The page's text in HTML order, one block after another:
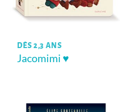
DÈS 2,3 ANS
Jacomimi ♥